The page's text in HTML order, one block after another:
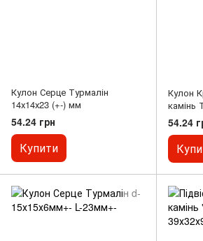
Кулон Серце Турмалін
14х14х23 (+-) мм
54.24 грн
Купити
Кулон
камінь
54.24